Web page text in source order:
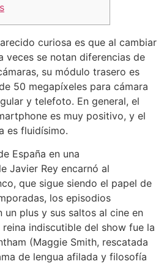
curiosa es que al cambiar
veces se notan diferencias de
su módulo trasero es
50 megapíxeles para cámara
y telefoto. En general, el
es muy positivo, y el
es fluidísimo.
España en una
Javier Rey encarnó al
que sigue siendo el papel de
los episodios
un plus y sus saltos al cine en
indiscutible del show fue la
(Maggie Smith, rescatada
de lengua afilada y filosofía